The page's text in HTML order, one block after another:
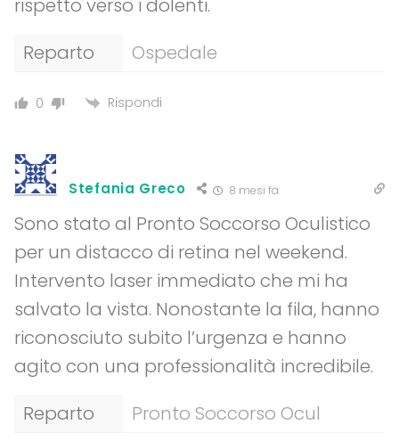
rispetto verso i dolenti.
Reparto
Ospedale
0 Rispondi
Stefania Greco 8 mesi fa
Sono stato al Pronto Soccorso Oculistico
per un distacco di retina nel weekend.
Intervento laser immediato che mi ha
salvato la vista. Nonostante la fila, hanno
riconosciuto subito l’urgenza e hanno
agito con una professionalità incredibile.
Reparto
Pronto Soccorso Ocul